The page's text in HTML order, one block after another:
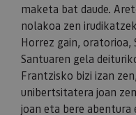
maketa bat daude.
nolakoa zen
Horrez gain, oratorioa,
Santuaren gela
Frantzisko bizi izan
unibertsitatera joan
joan eta bere abentura